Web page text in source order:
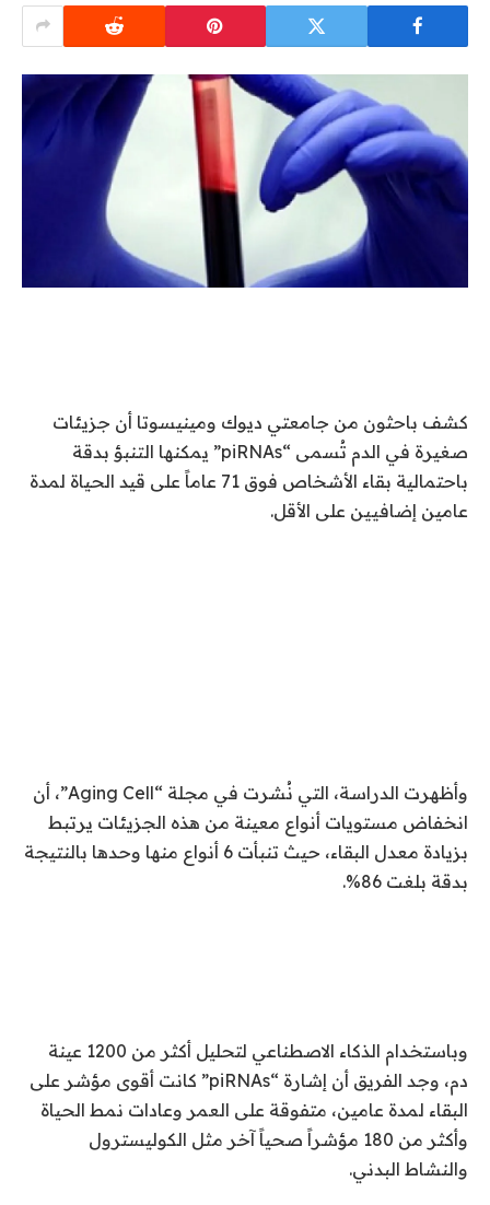
كشف باحثون من جامعتي ديوك ومينيسوتا أن جزيئات
صغيرة في الدم تُسمى “piRNAs” يمكنها التنبؤ بدقة
باحتمالية بقاء الأشخاص فوق 71 عاماً على قيد الحياة لمدة
عامين إضافيين على الأقل.
وأظهرت الدراسة، التي نُشرت في مجلة “Aging Cell”، أن
انخفاض مستويات أنواع معينة من هذه الجزيئات يرتبط
بزيادة معدل البقاء، حيث تنبأت 6 أنواع منها وحدها بالنتيجة
بدقة بلغت 86%.
وباستخدام الذكاء الاصطناعي لتحليل أكثر من 1200 عينة
دم، وجد الفريق أن إشارة “piRNAs” كانت أقوى مؤشر على
البقاء لمدة عامين، متفوقة على العمر وعادات نمط الحياة
وأكثر من 180 مؤشراً صحياً آخر مثل الكوليسترول
والنشاط البدني.